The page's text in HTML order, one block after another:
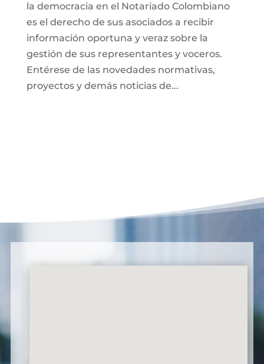
la democracia en el Notariado Colombiano
es el derecho de sus asociados a recibir
información oportuna y veraz sobre la
gestión de sus representantes y voceros.
Entérese de las novedades normativas,
proyectos y demás noticias de...